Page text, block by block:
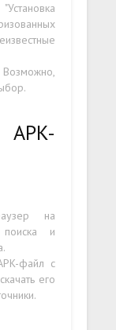
Возможно,
на
и
файл с
его